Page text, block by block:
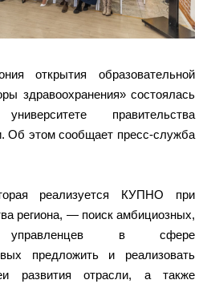
открытия образовательной
здравоохранения» состоялась
правительства
Об этом сообщает пресс-служба
реализуется КУПНО при
региона, — поиск амбициозных,
управленцев в сфере
предложить и реализовать
развития отрасли, а также